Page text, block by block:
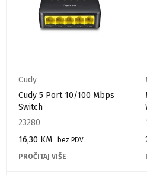
Cudy
Cudy 5 Port 10/100 Mbps
Switch
23280
16,30 KM
bez PDV
PROČITAJ VIŠE